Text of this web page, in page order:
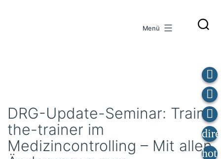
Menü
DRG-Update-Seminar: Train-
the-trainer im
Medizincontrolling – Mit allen